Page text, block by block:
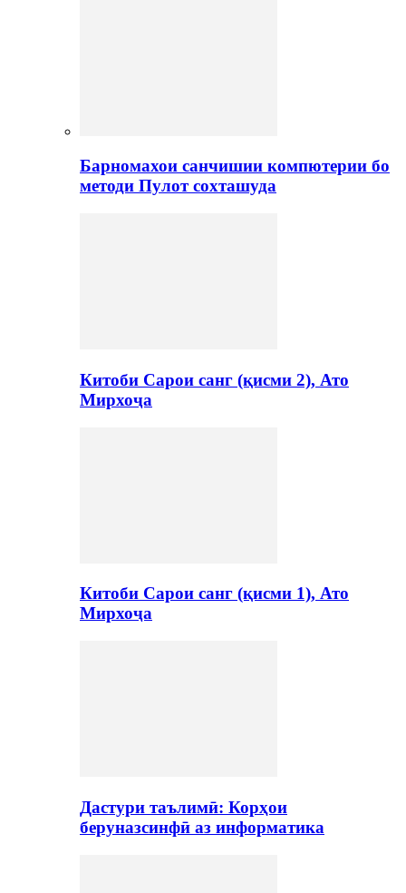
Барномахои санчишии компютерии бо
методи Пулот сохташуда
Китоби Сарои санг (қисми 2), Ато
Мирхоҷа
Китоби Сарои санг (қисми 1), Ато
Мирхоҷа
Дастури таълимӣ: Корҳои
беруназсинфӣ аз информатика